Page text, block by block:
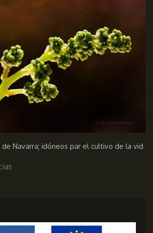
Navarra; idóneos par el cultivo de la vid